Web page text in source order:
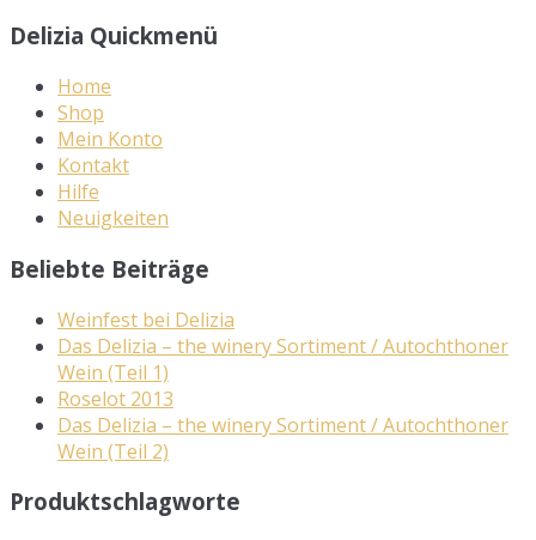
Delizia Quickmenü
Home
Shop
Mein Konto
Kontakt
Hilfe
Neuigkeiten
Beliebte Beiträge
Weinfest bei Delizia
Das Delizia – the winery Sortiment / Autochthoner
Wein (Teil 1)
Roselot 2013
Das Delizia – the winery Sortiment / Autochthoner
Wein (Teil 2)
Produktschlagworte